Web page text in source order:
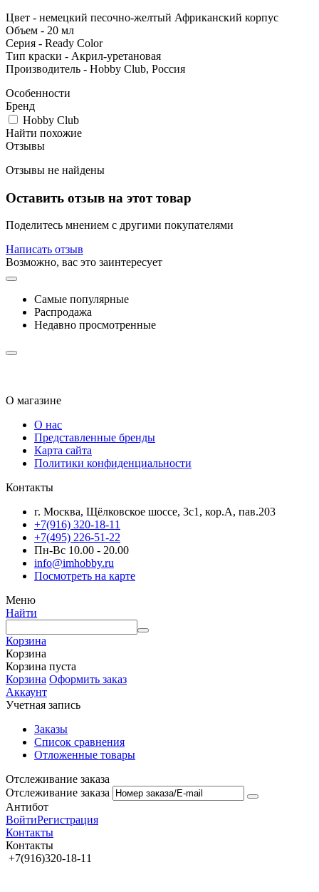
Цвет - немецкий песочно-желтый Африканский корпус
Объем - 20 мл
Серия - Ready Color
Тип краски - Акрил-уретановая
Производитель - Hobby Club, Россия
Особенности
Бренд
Hobby Club
Найти похожие
Отзывы
Отзывы не найдены
Оставить отзыв на этот товар
Поделитесь мнением с другими покупателями
Написать отзыв
Возможно, вас это заинтересует
Самые популярные
Распродажа
Недавно просмотренные
О магазине
О нас
Представленные бренды
Карта сайта
Политики конфиденциальности
Контакты
г. Москва, Щёлковское шоссе, 3с1, кор.А, пав.203
+7(916) 320-18-11
+7(495) 226-51-22
Пн-Вс 10.00 - 20.00
info@imhobby.ru
Посмотреть на карте
Меню
Найти
Корзина
Корзина
Корзина пуста
Корзина Оформить заказ
Аккаунт
Учетная запись
Заказы
Список сравнения
Отложенные товары
Отслеживание заказа
Отслеживание заказа
Антибот
ВойтиРегистрация
Контакты
Контакты
+7(916)320-18-11